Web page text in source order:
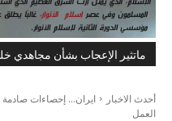
ماتثير الإعجاب بشأن مجاهدي
أحدث الاخبار
ایران... إحصاءات
العمل